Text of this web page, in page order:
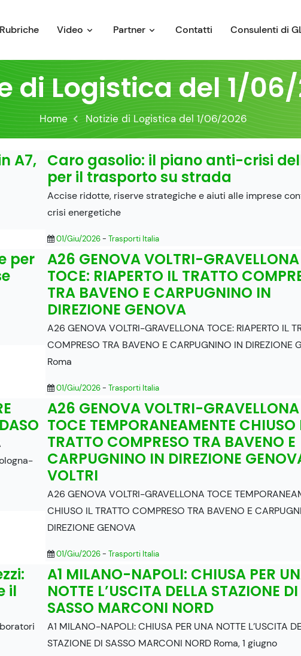
Rubriche Video Partner Contatti Consulenti di
di Logistica del 1/
Home Notizie di Logistica del 1/06/2026
A7, Caro gasolio: il piano anti-crisi
per il trasporto su strada
Accise ridotte, riserve strategiche e aiuti alle imprese
crisi energetiche
01/Giu/2026- Trasporti Italia
per
A26 GENOVA VOLTRI-GRAVELLONA
TOCE: RIAPERTO IL TRATTO
TRA BAVENO E CARPUGNINO IN
DIREZIONE GENOVA
A26 GENOVA VOLTRI-GRAVELLONA TOCE: RIAPERTO IL
COMPRESO TRA BAVENO E CARPUGNINO IN DIREZIONE
Roma
01/Giu/2026- Trasporti Italia
A26 GENOVA VOLTRI-GRAVELLONA
TOCE TEMPORANEAMENTE CHIUSO
TRATTO COMPRESO TRA BAVENO E
CARPUGNINO IN DIREZIONE
VOLTRI
A26 GENOVA VOLTRI-GRAVELLONA TOCE
CHIUSO IL TRATTO COMPRESO TRA BAVENO E
DIREZIONE GENOVA
01/Giu/2026- Trasporti Italia
il
A1 MILANO-NAPOLI: CHIUSA PER
NOTTE L’USCITA DELLA STAZIONE DI
SASSO MARCONI NORD
A1 MILANO-NAPOLI: CHIUSA PER UNA NOTTE L’USCITA
STAZIONE DI SASSO MARCONI NORD Roma, 1 giugno